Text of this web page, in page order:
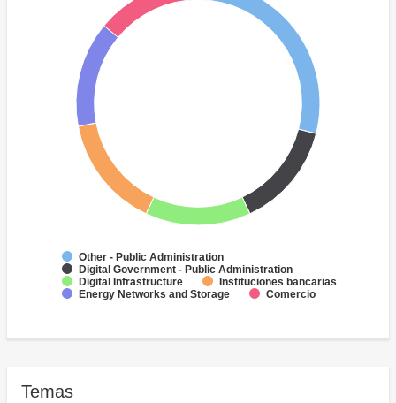
Other - Public Administration
Digital Government - Public Administration
Digital Infrastructure
Instituciones bancarias
Energy Networks and Storage
Comercio
Temas